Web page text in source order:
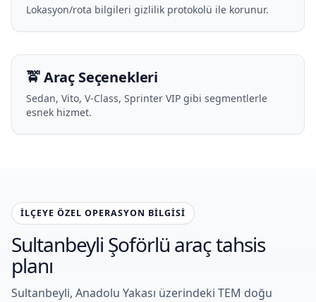
Lokasyon/rota bilgileri gizlilik protokolü ile korunur.
🚖 Araç Seçenekleri
Sedan, Vito, V-Class, Sprinter VIP gibi segmentlerle
esnek hizmet.
İLÇEYE ÖZEL OPERASYON BILGISI
Sultanbeyli Şoförlü araç tahsis
planı
Sultanbeyli, Anadolu Yakası üzerindeki TEM doğu